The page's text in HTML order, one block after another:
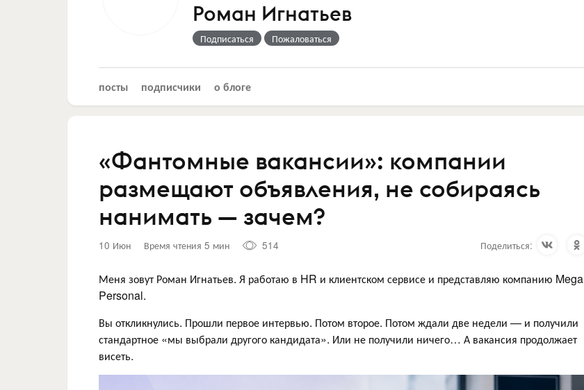
Роман Игнатьев
Подписаться Пожаловаться
посты подписчики о блоге
«Фантомные вакансии»: компании
размещают объявления, не собираясь
нанимать — зачем?
10 Июн Время чтения 5 мин 514 Поделиться:
Меня зовут Роман Игнатьев. Я работаю в HR и клиентском сервисе и представляю компанию Mega
Personal.
Вы откликнулись. Прошли первое интервью. Потом второе. Потом ждали две недели — и получили
стандартное «мы выбрали другого кандидата». Или не получили ничего… А вакансия продолжает
висеть.